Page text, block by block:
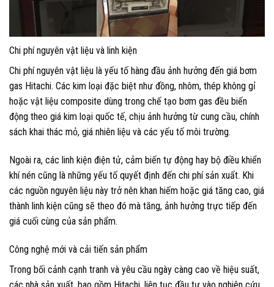
Chi phí nguyên vật liệu và linh kiện
Chi phí nguyên vật liệu là yếu tố hàng đầu ảnh hưởng đến giá bơm
gas Hitachi. Các kim loại đặc biệt như đồng, nhôm, thép không gỉ
hoặc vật liệu composite dùng trong chế tạo bơm gas đều biến
động theo giá kim loại quốc tế, chịu ảnh hưởng từ cung cầu, chính
sách khai thác mỏ, giá nhiên liệu và các yếu tố môi trường.
Ngoài ra, các linh kiện điện tử, cảm biến tự động hay bộ điều khiển
khí nén cũng là những yếu tố quyết định đến chi phí sản xuất. Khi
các nguồn nguyên liệu này trở nên khan hiếm hoặc giá tăng cao, giá
thành linh kiện cũng sẽ theo đó mà tăng, ảnh hưởng trực tiếp đến
giá cuối cùng của sản phẩm.
Công nghệ mới và cải tiến sản phẩm
Trong bối cảnh cạnh tranh và yêu cầu ngày càng cao về hiệu suất,